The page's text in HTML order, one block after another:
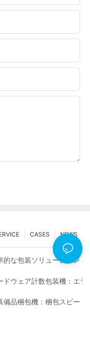
NEWS
CASES
ーカウンティング包装機
的な包装ソリューション：
スのハードウェア包装機
ドウェア計数包装機：エ
シン：効率的なパッキン
備品梱包機：梱包スピード